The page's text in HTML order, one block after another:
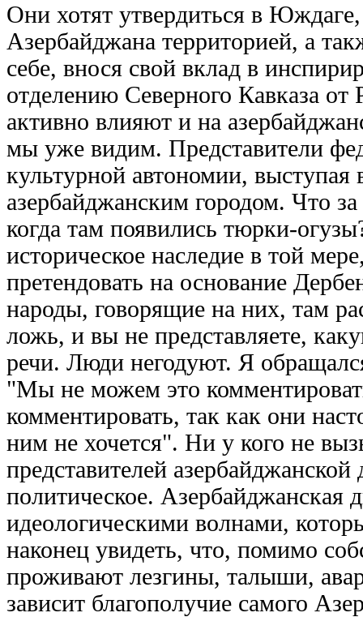
Они хотят утвердиться в
Азербайджана территорией, а
себе, внося свой вклад в
отделению Северного Кавказа
активно влияют и на
мы уже видим. Представители
культурной автономии,
азербайджанским городом. Что
когда там появились тюрки-
историческое наследие в той
претендовать на основание
народы, говорящие на них, там
ложь, и вы не представляете,
речи. Люди негодуют. Я
"Мы не можем это
комментировать, так как они
ним не хочется". Ни у кого не
представителей
политическое. Азербайджанская
идеологическими волнами,
наконец увидеть, что, помимо
проживают лезгины, талыши,
зависит благополучие самого